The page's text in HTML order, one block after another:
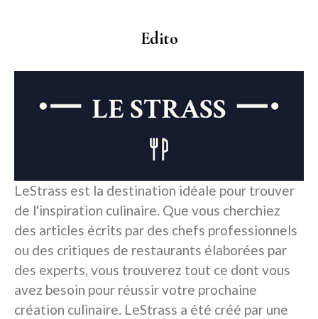
Edito
LeStrass est la destination idéale pour trouver
de l'inspiration culinaire. Que vous cherchiez
des articles écrits par des chefs professionnels
ou des critiques de restaurants élaborées par
des experts, vous trouverez tout ce dont vous
avez besoin pour réussir votre prochaine
création culinaire. LeStrass a été créé par une